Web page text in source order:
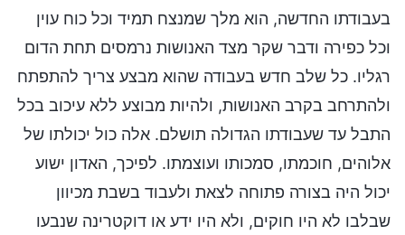
בעבודתו החדשה, הוא מלך שמנצח תמיד וכל כוח עוין
וכל כפירה ודבר שקר מצד האנושות נרמסים תחת הדום
רגליו. כל שלב חדש בעבודה שהוא מבצע צריך להתפתח
ולהתרחב בקרב האנושות, ולהיות מבוצע ללא עיכוב בכל
התבל עד שעבודתו הגדולה תושלם. אלה כול יכולתו של
אלוהים, חוכמתו, סמכותו ועוצמתו. לפיכך, האדון ישוע
יכול היה בצורה פתוחה לצאת ולעבוד בשבת מכיוון
שבלבו לא היו חוקים, ולא היו ידע או דוקטרינה שנבעו